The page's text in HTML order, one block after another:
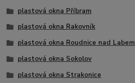
plastová okna Příbram
plastová okna Rakovník
plastová okna Roudnice nad Labem
plastová okna Sokolov
plastová okna Strakonice